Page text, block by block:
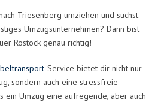
Triesenberg umziehen und suchst
Umzugsunternehmen? Dann bist
Rostock genau richtig!
-Service bietet dir nicht nur
sondern auch eine stressfreie
ein Umzug eine aufregende, aber auch